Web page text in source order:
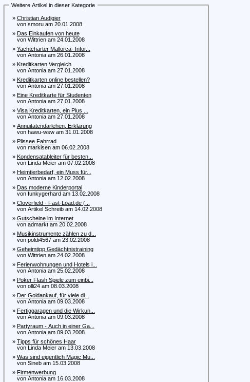
Weitere Artikel in dieser Kategorie
» Christian Audigier
von smoru am 20.01.2008
» Das Einkaufen von heute
von Wittrien am 24.01.2008
» Yachtcharter Mallorca- Infor...
von Antonia am 26.01.2008
» Kreditkarten Vergleich
von Antonia am 27.01.2008
» Kreditkarten online bestellen?
von Antonia am 27.01.2008
» Eine Kreditkarte für Studenten
von Antonia am 27.01.2008
» Visa Kreditkarten, ein Plus ...
von Antonia am 27.01.2008
» Annuitätendarlehen, Erklärung
von hawu-wsw am 31.01.2008
» Plissee Fahrrad
von markisen am 06.02.2008
» Kondensatableiter für besten...
von Linda Meier am 07.02.2008
» Heimtierbedarf, ein Muss für...
von Antonia am 12.02.2008
» Das moderne Kinderportal
von funkygerhard am 13.02.2008
» Cloverfield - Fast-Load.de (...
von Artikel Schreib am 14.02.2008
» Gutscheine im Internet
von admarkt am 20.02.2008
» Musikinstrumente zählen zu d...
von poldi4567 am 23.02.2008
» Geheimtipp Gedächtnistraining
von Wittrien am 24.02.2008
» Ferienwohnungen und Hotels i...
von Antonia am 25.02.2008
» Poker Flash Spiele zum einbi...
von olli24 am 08.03.2008
» Der Goldankauf, für viele di...
von Antonia am 09.03.2008
» Fertiggaragen und die Wirkun...
von Antonia am 09.03.2008
» Partyraum - Auch in einer Ga...
von Antonia am 09.03.2008
» Tipps für schönes Haar
von Linda Meier am 13.03.2008
» Was sind eigentlich Magic Mu...
von Sineb am 15.03.2008
» Firmenwerbung
von Antonia am 16.03.2008